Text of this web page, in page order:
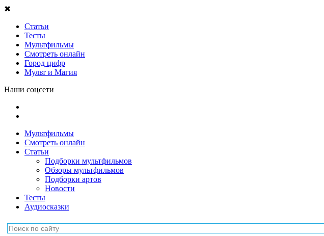
✖
Статьи
Тесты
Мультфильмы
Смотреть онлайн
Город цифр
Мульт и Магия
Наши соцсети
Мультфильмы
Смотреть онлайн
Статьи
Подборки мультфильмов
Обзоры мультфильмов
Подборки артов
Новости
Тесты
Аудиосказки